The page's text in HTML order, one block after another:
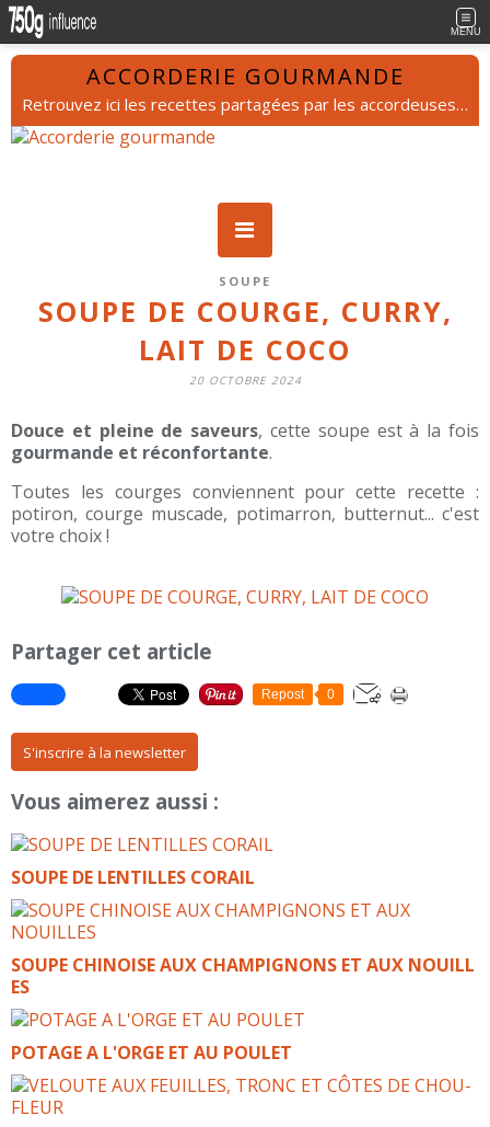
MENU
ACCORDERIE GOURMANDE
Retrouvez ici les recettes partagées par les accordeuses et les accordeurs.
SOUPE
SOUPE DE COURGE, CURRY,
LAIT DE COCO
20 OCTOBRE 2024
Douce et pleine de saveurs, cette soupe est à la fois
gourmande et réconfortante.
Toutes les courges conviennent pour cette recette :
potiron, courge muscade, potimarron, butternut... c'est
votre choix !
Partager cet article
Repost 0
S'inscrire à la newsletter
Vous aimerez aussi :
SOUPE DE LENTILLES CORAIL
SOUPE CHINOISE AUX CHAMPIGNONS ET AUX NOUILL
ES
POTAGE A L'ORGE ET AU POULET